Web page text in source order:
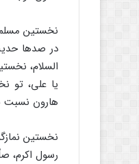
نخستین
در صدها
السلام،
یا على، تو
هارون نسبت
نخستین
رسول اکرم،